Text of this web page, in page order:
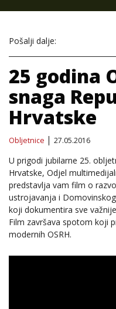
Pošalji dalje:
25 godina
snaga
Hrvatske
Obljetnice 27.05.2016
U prigodi jubilarne 25.
Hrvatske, Odjel
predstavlja vam film o
ustrojavanja i
koji dokumentira sve
Film završava spotom koji
modernih OSRH.